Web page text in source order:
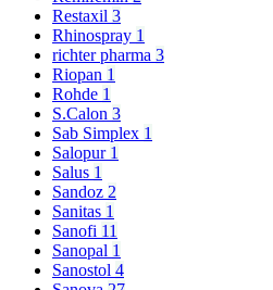
Restaxil 3
Rhinospray 1
richter pharma 3
Riopan 1
Rohde 1
S.Calon 3
Sab Simplex 1
Salopur 1
Salus 1
Sandoz 2
Sanitas 1
Sanofi 11
Sanopal 1
Sanostol 4